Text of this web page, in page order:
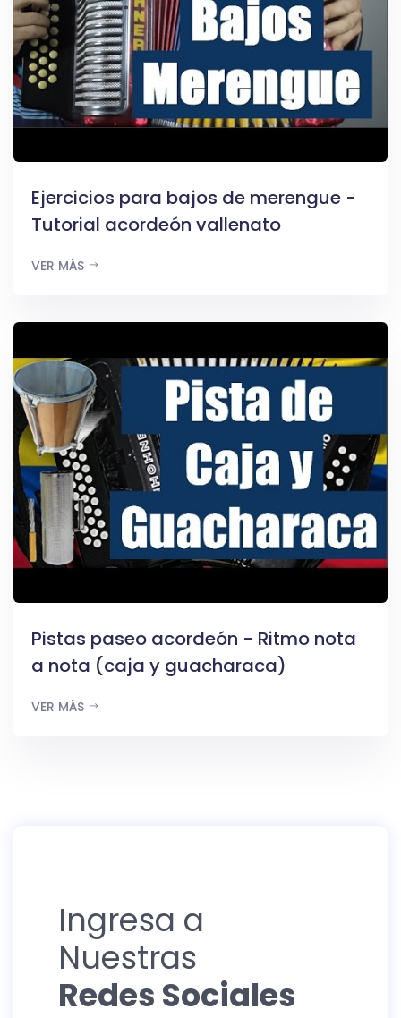
Ejercicios para bajos de merengue -
Tutorial acordeón vallenato
VER MÁS
Pistas paseo acordeón - Ritmo nota
a nota (caja y guacharaca)
VER MÁS
Ingresa a
Nuestras
Redes Sociales